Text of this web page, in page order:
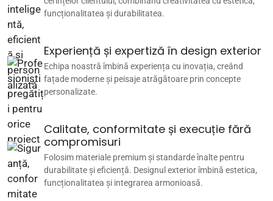
funcționalitatea și durabilitatea.
Experiență și expertiză în design exterior
Echipa noastră îmbină experiența cu inovația, creând
fațade moderne și peisaje atrăgătoare prin concepte
personalizate.
Calitate, conformitate și execuție fără
compromisuri
Folosim materiale premium și standarde înalte pentru
durabilitate și eficiență. Designul exterior îmbină estetica,
funcționalitatea și integrarea armonioasă.